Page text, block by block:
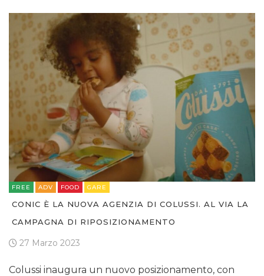
FREE ADV FOOD GARE
CONIC È LA NUOVA AGENZIA DI COLUSSI. AL VIA LA
CAMPAGNA DI RIPOSIZIONAMENTO
27 Marzo 2023
Colussi inaugura un nuovo posizionamento, con